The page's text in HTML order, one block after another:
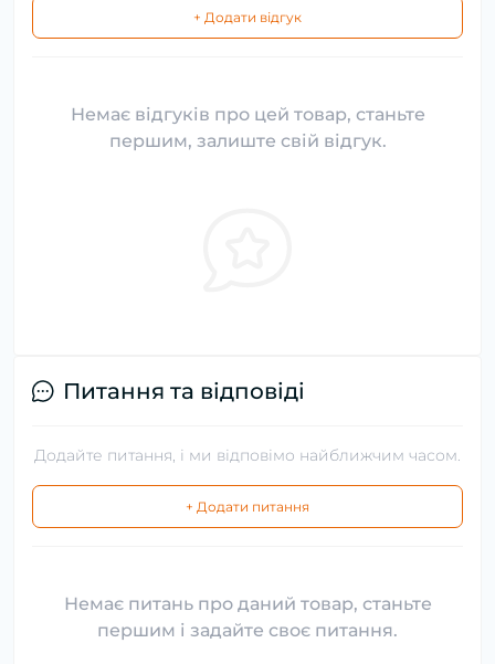
+ Додати відгук
Немає відгуків про цей товар, станьте
першим, залиште свій відгук.
Питання та відповіді
Додайте питання, і ми відповімо найближчим часом.
+ Додати питання
Немає питань про даний товар, станьте
першим і задайте своє питання.